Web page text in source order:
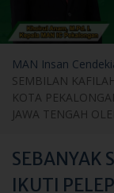
MAN Insan
KOTA
JAWA TENGAH
SEBANYAK
IKUTI